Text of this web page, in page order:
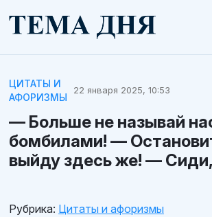
ЦИТАТЫ И
АФОРИЗМЫ
22 января 2025, 10:53
— Больше не называй
бомбилами! —
выйду здесь же! —
Рубрика: Цитаты и афоризмы